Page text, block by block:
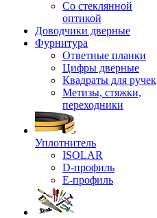
Со стеклянной
оптикой
Доводчики дверные
Фурнитура
Ответные планки
Цифры дверные
Квадраты для ручек
Метизы, стяжки,
переходники
Уплотнитель
ISOLAR
D-профиль
Е-профиль